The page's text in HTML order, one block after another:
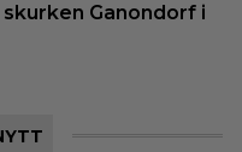
Ganondorf i